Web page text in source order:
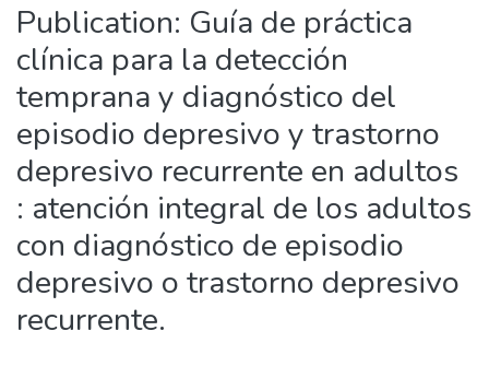
Publication: Guía de práctica
clínica para la detección
temprana y diagnóstico del
episodio depresivo y trastorno
depresivo recurrente en adultos
: atención integral de los adultos
con diagnóstico de episodio
depresivo o trastorno depresivo
recurrente.